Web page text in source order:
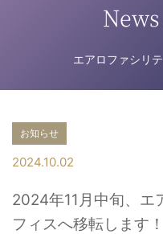
お問い合わせ
エアロファシリ
お知らせ
2024.10.02
2024年11月中旬、エ
フィスへ移転します！